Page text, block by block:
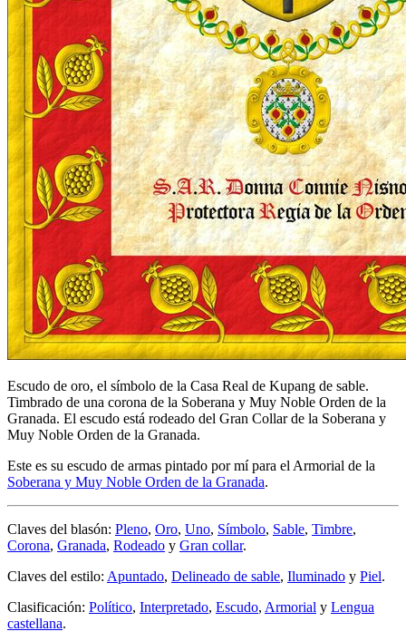
Escudo de oro, el símbolo de la Casa Real de Kupang de sable.
Timbrado de una corona de la Soberana y Muy Noble Orden de la
Granada. El escudo está rodeado del Gran Collar de la Soberana y
Muy Noble Orden de la Granada.
Este es su escudo de armas pintado por mí para el Armorial de la
Soberana y Muy Noble Orden de la Granada.
Claves del blasón: Pleno, Oro, Uno, Símbolo, Sable, Timbre,
Corona, Granada, Rodeado y Gran collar.
Claves del estilo: Apuntado, Delineado de sable, Iluminado y Piel.
Clasificación: Político, Interpretado, Escudo, Armorial y Lengua
castellana.